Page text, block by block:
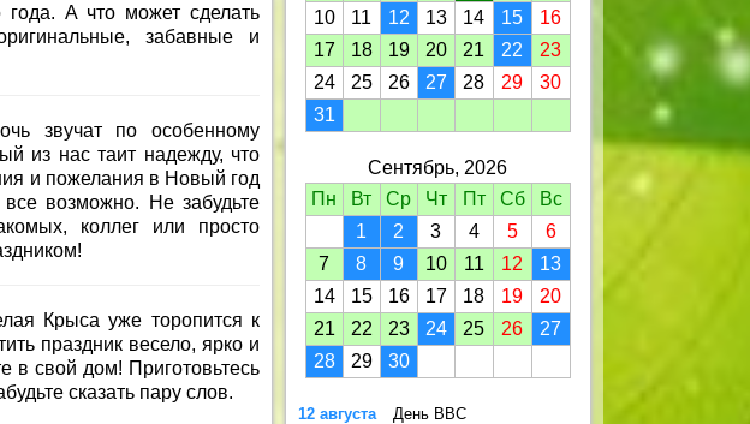
года. А что может сделать
забавные и
звучат по особенному
из нас таит надежду, что
и пожелания в Новый год
возможно. Не забудьте
коллег или просто
Крыса уже торопится к
праздник весело, ярко и
в свой дом! Приготовьтесь
сказать пару слов.
10
11 12 13 14 15
16
17
18 19 20 21 22
23
24
25 26 27 28 29
30
31
Сентябрь, 2026
Пн
Вт Ср Чт Пт Сб
Вс
1
2 3 4 5
6
7
8 9 10 11 12
13
14
15 16 17 18 19
20
21
22 23 24 25 26
27
28
29 30
12 августа
День ВВС